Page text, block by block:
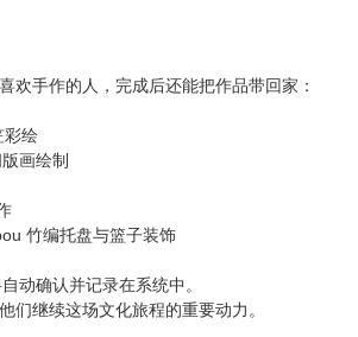
欢手作的人，完成后还能把作品带回家：
彩绘
画绘制
竹编托盘与篮子装饰
动确认并记录在系统中。
继续这场文化旅程的重要动力。